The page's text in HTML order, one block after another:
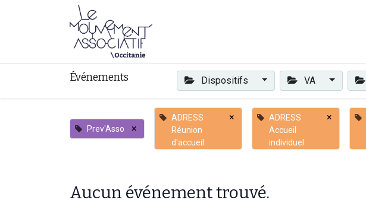
Événements Dispositifs VA
Prev'Asso ×
ADRESS
Réunion
d'accueil
×
ADRESS
Accueil
individuel
×
Aucun événement trouvé.